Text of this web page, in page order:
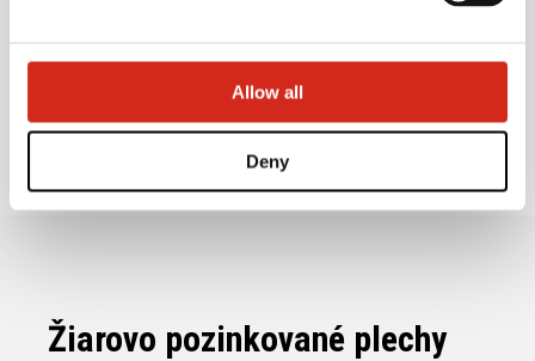
Allow all
Deny
hladký a jednoliaty povrch, čo z nich robí vynikajúcu voľbu pre
spracovanie. Tento povlak zabezpečuje vynikajúcu priľnavosť pre
nátery alebo fólie. Používajú sa v automobilovom priemysle,
nanesenie náteru alebo rôznych povrchových úprav.
Žiarovo pozinkované plechy